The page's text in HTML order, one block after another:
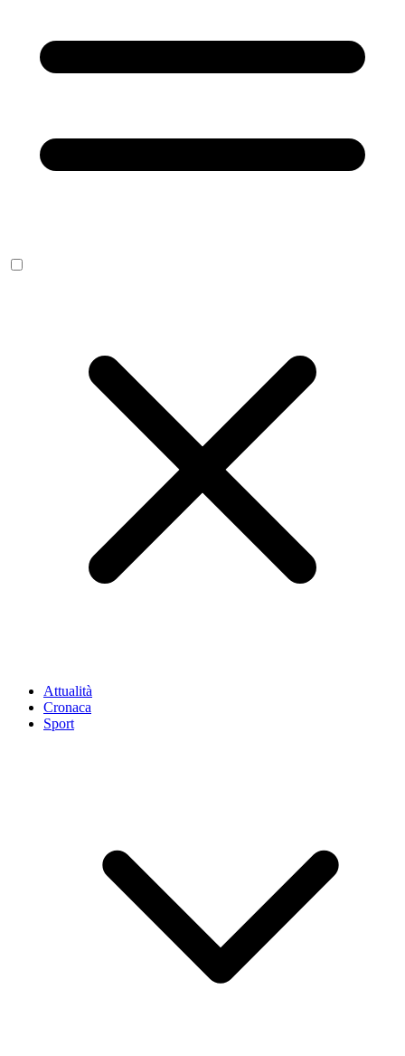
Attualità
Cronaca
Sport